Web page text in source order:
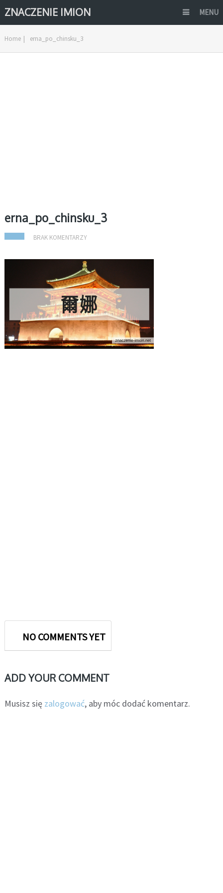
ZNACZENIE IMION MENU
Home | erna_po_chinsku_3
erna_po_chinsku_3
BRAK KOMENTARZY
NO COMMENTS YET
ADD YOUR COMMENT
Musisz się zalogować, aby móc dodać komentarz.